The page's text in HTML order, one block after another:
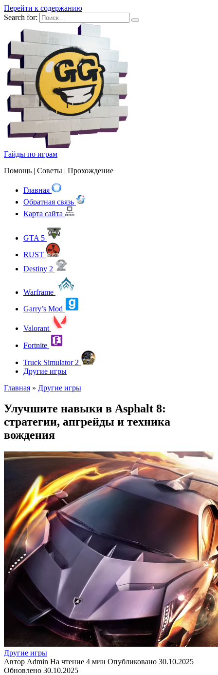
Перейти к содержанию
Search for:
Гайды по играм
Помощь | Cоветы | Прохождение
Главная
Обратная связь
Карта сайта
GTA 5
RUST
Destiny 2
Warframe
Garry’s Mod
Valorant
Fortnite
Truck Simulator 2
Другие игры
Главная » Другие игры
Улучшите навыки в Asphalt 8:
стратегии, апгрейды и техника
вождения
Другие игры
Автор Admin На чтение 4 мин Опубликовано 30.10.2025
Обновлено 30.10.2025